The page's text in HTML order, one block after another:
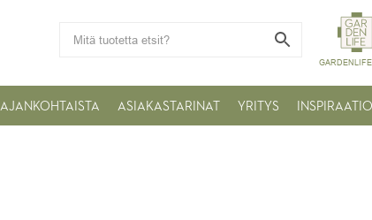
AJANKOHTAISTA ASIAKASTARINAT YRITYS